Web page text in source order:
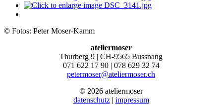
© Fotos: Peter Moser-Kamm
ateliermoser
Thurberg 9 | CH-9565 Bussnang
071 622 17 90 | 078 629 32 74
petermoser@ateliermoser.ch
© 2026 ateliermoser
datenschutz| impressum